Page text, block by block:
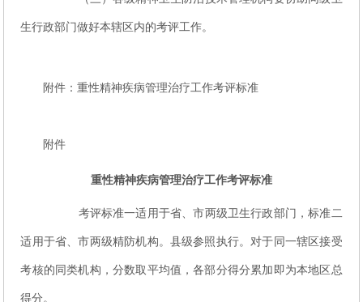
生行政部门做好本辖区内的考评工作。
附件：重性精神疾病管理治疗工作考评标准
附件
重性精神疾病管理治疗工作考评标准
考评标准一适用于省、市两级卫生行政部门，标准二
适用于省、市两级精防机构。县级参照执行。对于同一辖区接受
考核的同类机构，分数取平均值，各部分得分累加即为本地区总
得分。